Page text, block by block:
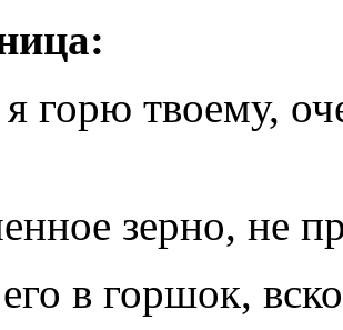
горю твоему,
зерно, не
в горшок,